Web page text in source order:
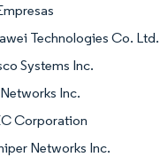
Technologies Co. Ltd.
Systems Inc.
Inc.
Corporation
Networks Inc.